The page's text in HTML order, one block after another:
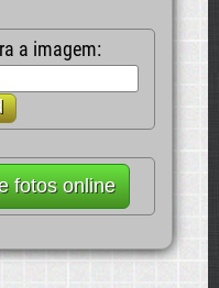
a imagem:
fotos online